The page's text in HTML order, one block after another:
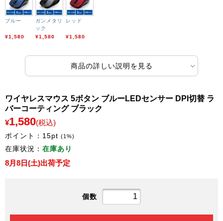
ブルー
¥1,580
ガンメタリ
ック
¥1,580
レッド
¥1,580
商品の詳しい説明を見る
ワイヤレスマウス 5ボタン ブルーLEDセンサー DPI切替 ラ
バーコーティング ブラック
¥1,580(税込)
ポイント： 15pt (1%)
在庫状況： 在庫あり
8月8日(土)出荷予定
個数